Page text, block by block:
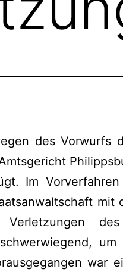
des Vorwurfs
Im
mit
des
war